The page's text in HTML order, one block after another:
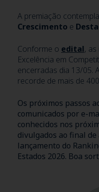
A premiação
Crescimento e
Conforme o edital,
Excelência em
encerradas dia 13/05.
recorde de mais de
Os próximos passos
comunicados por e-
conhecidos nos
divulgados ao final
lançamento do
Estados 2026. Boa